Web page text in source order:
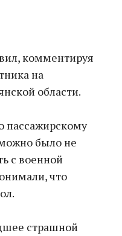
комментируя
на
области.
пассажирскому
было не
с военной
что
страшной